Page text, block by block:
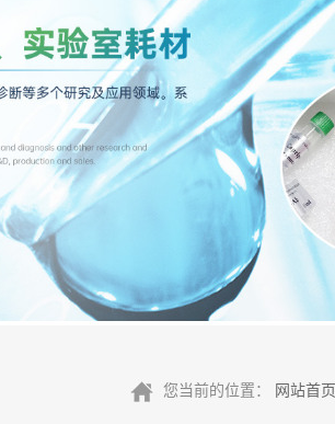
您当前的位置： 网站首页